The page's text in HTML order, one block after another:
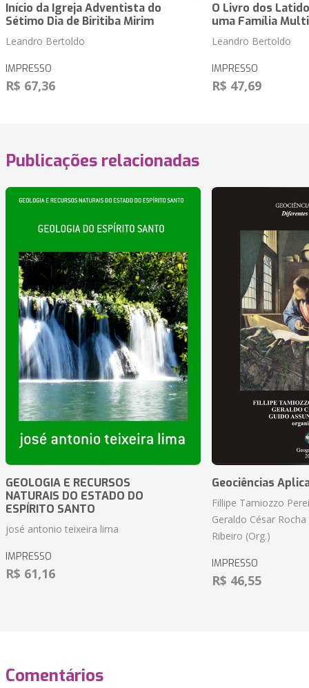
Início da Igreja Adventista do
Sétimo Dia de Biritiba Mirim
Leandro Bertoldo
IMPRESSO
R$ 67,36
O Livro dos
uma Família
Leandro Bertoldo
IMPRESSO
R$ 47,69
Publicações relacionadas
GEOLOGIA E RECURSOS
NATURAIS DO ESTADO DO
ESPÍRITO SANTO
josé antonio teixeira lima
IMPRESSO
R$ 61,16
Geociências
Fillipe Tamiozzo
Geraldo César
Ribeiro (Org.)
IMPRESSO
R$ 46,55
Comentários